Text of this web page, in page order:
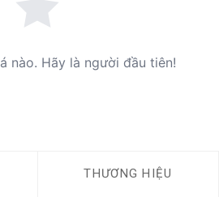
nào. Hãy là người đầu tiên!
THƯƠNG HIỆU